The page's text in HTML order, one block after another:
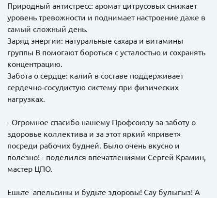
Природный антистресс: аромат цитрусовых снижает
уровень тревожности и поднимает настроение даже в
самый сложный день.
Заряд энергии: натуральные сахара и витамины
группы B помогают бороться с усталостью и сохранять
концентрацию.
Забота о сердце: калий в составе поддерживает
сердечно-сосудистую систему при физических
нагрузках.
- Огромное спасибо нашему Профсоюзу за заботу о
здоровье коллектива и за этот яркий «привет»
посреди рабочих будней. Было очень вкусно и
полезно! - поделился впечатлениями Сергей Крамин,
мастер ЦПО.
Ешьте апельсины и будьте здоровы! Сау булыгыз! А